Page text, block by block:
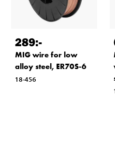
289:-
MIG wire for low
alloy steel, ER70S-6
18-456